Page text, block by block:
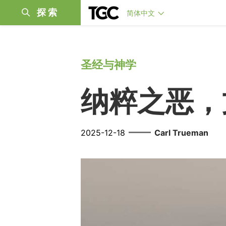
探索 简体中文
圣经与神学
纳粹之恶
2025-12-18 —— Carl Trueman